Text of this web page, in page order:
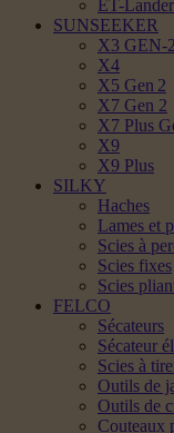
ET-Lander
SUNSEEKER
X3 GEN-2
X4
X5 Gen 2
X7 Gen 2
X7 Plus
X9
X9 Plus
SILKY
Haches
Lames et
Scies à
Scies fixes
Scies
FELCO
Sécateurs
Sécateur
Scies à
Outils de
Outils de
Couteaux